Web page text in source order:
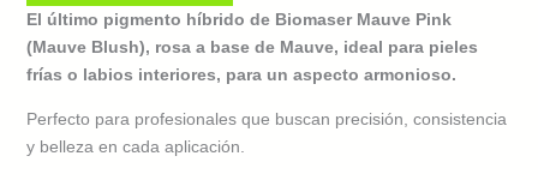
Pigment
Para
Labios
12
ml
El último pigmento híbrido de Biomaser Mauve Pink
(Mauve Blush), rosa a base de Mauve, ideal para pieles
frías o labios interiores, para un aspecto armonioso.
Perfecto para profesionales que buscan precisión, consistencia
y belleza en cada aplicación.